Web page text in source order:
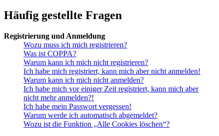
Häufig gestellte Fragen
Registrierung und Anmeldung
Wozu muss ich mich registrieren?
Was ist COPPA?
Warum kann ich mich nicht registrieren?
Ich habe mich registriert, kann mich aber nicht anmelden!
Warum kann ich mich nicht anmelden?
Ich habe mich vor einiger Zeit registriert, kann mich aber
nicht mehr anmelden?!
Ich habe mein Passwort vergessen!
Warum werde ich automatisch abgemeldet?
Wozu ist die Funktion „Alle Cookies löschen“?